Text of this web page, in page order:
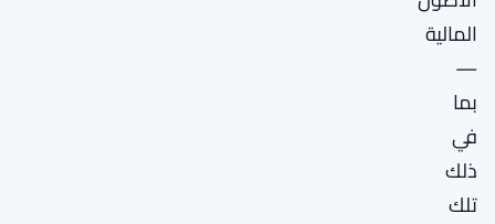
المالية
—
بما
في
ذلك
تلك